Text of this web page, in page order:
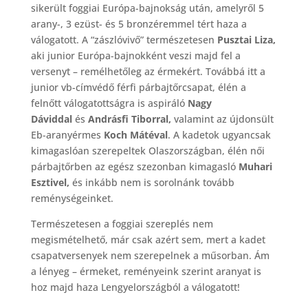
sikerült foggiai Európa-bajnokság után, amelyről 5
arany-, 3 ezüst- és 5 bronzéremmel tért haza a
válogatott. A “zászlóvivő” természetesen Pusztai Liza,
aki junior Európa-bajnokként veszi majd fel a
versenyt – remélhetőleg az érmekért. Továbbá itt a
junior vb-címvédő férfi párbajtőrcsapat, élén a
felnőtt válogatottságra is aspiráló Nagy
Dáviddal és Andrásfi Tiborral, valamint az újdonsült
Eb-aranyérmes Koch Mátéval. A kadetok ugyancsak
kimagaslóan szerepeltek Olaszországban, élén női
párbajtőrben az egész szezonban kimagasló Muhari
Esztivel, és inkább nem is sorolnánk tovább
reménységeinket.
Természetesen a foggiai szereplés nem
megismételhető, már csak azért sem, mert a kadet
csapatversenyek nem szerepelnek a műsorban. Ám
a lényeg – érmeket, reményeink szerint aranyat is
hoz majd haza Lengyelországból a válogatott!